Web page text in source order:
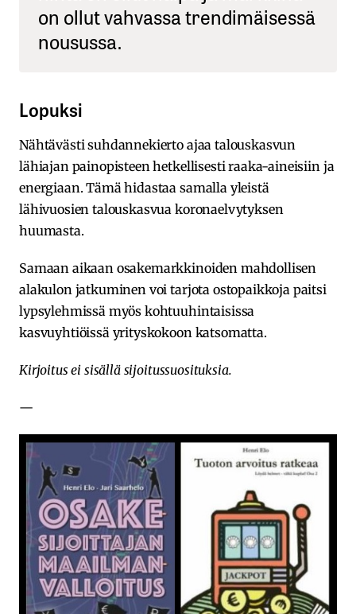
on ollut vahvassa trendimäisessä
nousussa.
Lopuksi
Nähtävästi suhdannekierto ajaa talouskasvun
lähiajan painopisteen hetkellisesti raaka-aineisiin ja
energiaan. Tämä hidastaa samalla yleistä
lähivuosien talouskasvua koronaelvytyksen
huumasta.
Samaan aikaan osakemarkkinoiden mahdollisen
alakulon jatkuminen voi tarjota ostopaikkoja paitsi
lypsylehmissä myös kohtuuhintaisissa
kasvuyhtiöissä yrityskokoon katsomatta.
Kirjoitus ei sisällä sijoitussuosituksia.
—